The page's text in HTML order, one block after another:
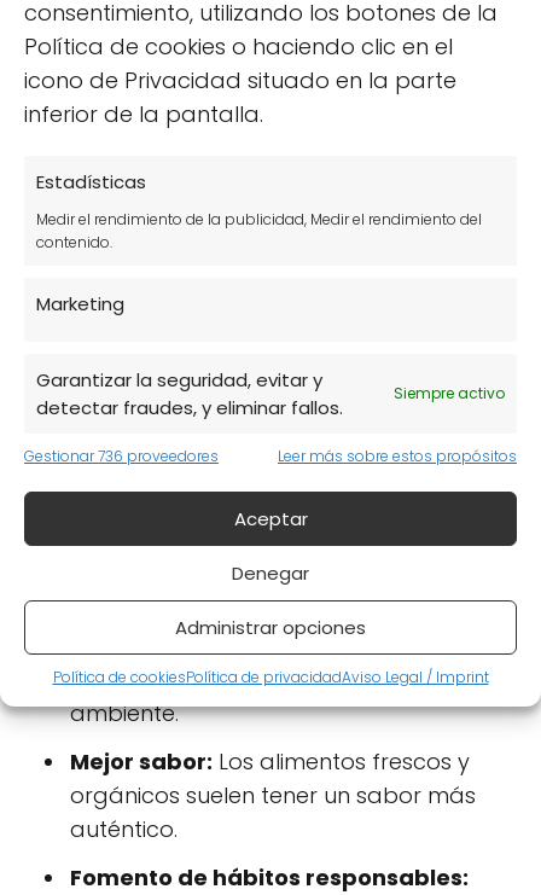
consentimiento, utilizando los botones de la
Política de cookies o haciendo clic en el
icono de Privacidad situado en la parte
inferior de la pantalla.
Estadísticas
Medir el rendimiento de la publicidad, Medir el rendimiento del
contenido.
Marketing
Garantizar la seguridad, evitar y
detectar fraudes, y eliminar fallos.
Siempre activo
Gestionar 736 proveedores Leer más sobre estos propósitos
Aceptar
Denegar
Administrar opciones
Política de cookiesPolítica de privacidadAviso Legal / Imprint
tipo de opciones facilita que los padres
introduzcan alimentos saludables en la dieta
infantil.
Cinco razones para elegir
comida ecológica para niños
ser una decisión transformadora. Aquí hay
Nutrición superior:Los alimentos
orgánicos suelen contener más
Menos químicos:Al evitar plaguicidas,
se protege la salud de los niños.
Apoyo a la agricultura sostenible:Al
elegir productos ecológicos, se
contribuye al cuidado del medio
ambiente.
Mejor sabor: Los alimentos frescos y
orgánicos suelen tener un sabor más
auténtico.
Fomento de hábitos responsables: